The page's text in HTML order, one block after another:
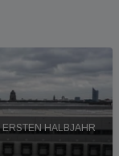
HALBJAHR